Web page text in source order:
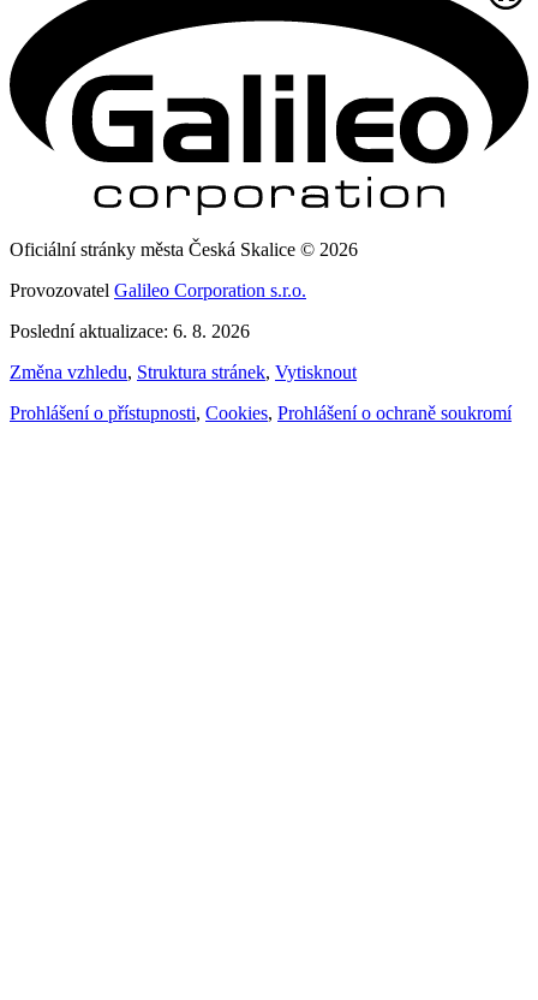
Oficiální stránky města Česká Skalice © 2026
Provozovatel Galileo Corporation s.r.o.
Poslední aktualizace: 6. 8. 2026
Změna vzhledu, Struktura stránek, Vytisknout
Prohlášení o přístupnosti, Cookies, Prohlášení o ochraně soukromí